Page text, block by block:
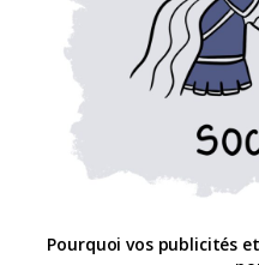
Pourquoi vos publicités